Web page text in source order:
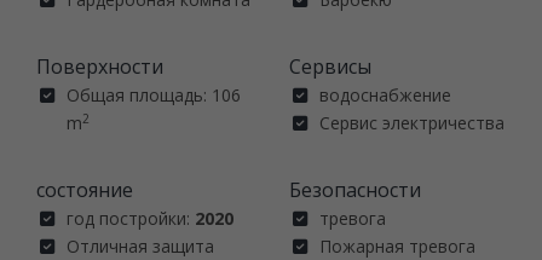
Поверхности
Общая площадь: 106
m2
состояние
год постройки: 2020
Отличная защита
Сервисы
водоснабжение
Сервис электричества
Безопасности
тревога
Пожарная тревога